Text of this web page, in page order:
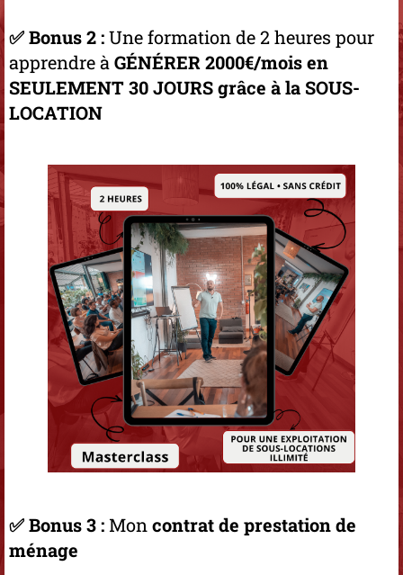
✅ Bonus 2 :Une formation de 2 heures pour
apprendre àGÉNÉRER 2000€/mois en
SEULEMENT 30 JOURS grâce à la SOUS-
LOCATION
✅ Bonus 3 : Moncontrat de prestation de
ménage